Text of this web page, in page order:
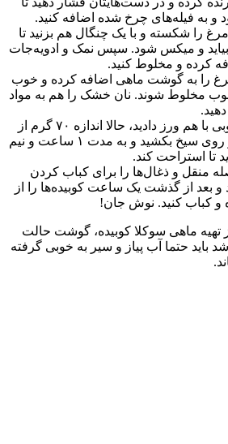
و به فیله‌های چرخ شده اضافه کنید.
را شکسته و با یک چنگال هم بزنید تا
و میکس شود. سپس نمک و ادویه‌جات
کرده و مخلوط کنید.
را به گوشت ماهی اضافه کرده و خوب
خوب مخلوط شوند. نان خشک را هم به مواد
وقتی مواد را به خوبی با هم ورز دادید، حالا اندازه ۷۰ گرم از
مواد را جدا کرده و روی سیخ بکشید و به مدت ۱ ساعت و نیم
تا استراحت کند.
منقل و ذغال‌ها را برای کباب کردن
و بعد از گذشت یک ساعت کوبیده‌ها را از
و کباب کنید. نوش جان!
تهیه ماهی سوکلا کوبیده، گوشت حالت
باید حتما آب پیاز و سیر به خوبی گرفته